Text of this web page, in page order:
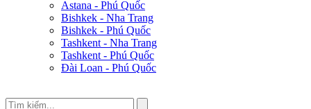
Astana - Phú Quốc
Bishkek - Nha Trang
Bishkek - Phú Quốc
Tashkent - Nha Trang
Tashkent - Phú Quốc
Đài Loan - Phú Quốc